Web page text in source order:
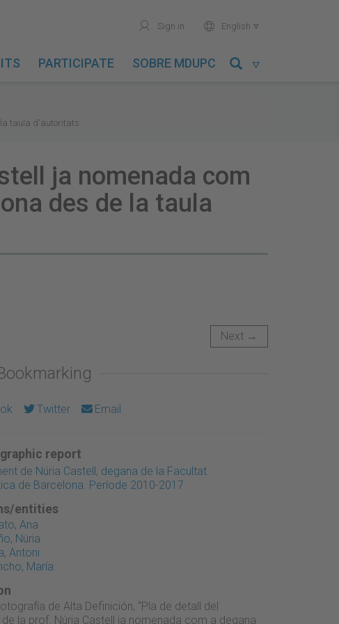
user Sign in world English 
PARTICIPATE SOBRE MDUPC 
la taula d'autoritats
ja nomenada com
des de la taula
Next →
Twitter Email
report
de Núria Castell, degana de la Facultat
de Barcelona. Període 2010-2017
entities
Ana
Núria
Antoni
María
de Alta Definición, “Pla de detall del
la prof. Núria Castell ja nomenada com a degana